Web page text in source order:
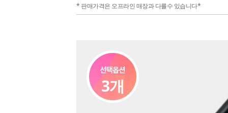
* 판매가격은 오프라인 매장과 다를수 있습니다*
3개